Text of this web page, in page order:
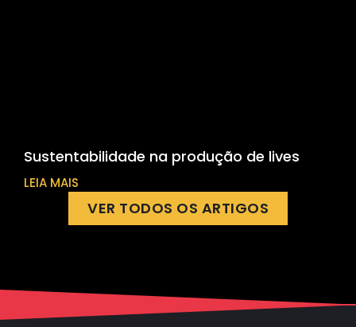
Sustentabilidade na produção de lives
LEIA MAIS
VER TODOS OS ARTIGOS